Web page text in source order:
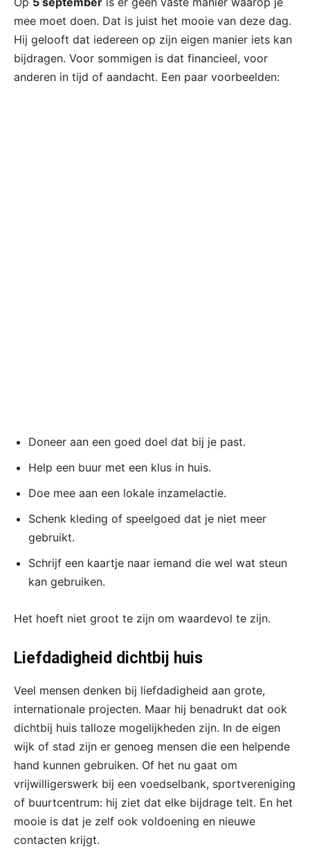
mee moet doen. Dat is juist het mooie van deze dag.
Hij gelooft dat iedereen op zijn eigen manier iets kan
bijdragen. Voor sommigen is dat financieel, voor
anderen in tijd of aandacht. Een paar voorbeelden:
Doneer aan een goed doel dat bij je past.
Help een buur met een klus in huis.
Doe mee aan een lokale inzamelactie.
Schenk kleding of speelgoed dat je niet meer
gebruikt.
Schrijf een kaartje naar iemand die wel wat steun
kan gebruiken.
Het hoeft niet groot te zijn om waardevol te zijn.
Liefdadigheid dichtbij huis
Veel mensen denken bij liefdadigheid aan grote,
internationale projecten. Maar hij benadrukt dat ook
dichtbij huis talloze mogelijkheden zijn. In de eigen
wijk of stad zijn er genoeg mensen die een helpende
hand kunnen gebruiken. Of het nu gaat om
vrijwilligerswerk bij een voedselbank, sportvereniging
of buurtcentrum: hij ziet dat elke bijdrage telt. En het
mooie is dat je zelf ook voldoening en nieuwe
contacten krijgt.